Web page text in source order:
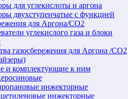
для углекислоты и аргона
двухступенчатые c функцией
для Аргона/СО2
углекислого газа и блоки
газосбережения для Аргона /СО2
и комплектующие к ним
инжекторные
инжекторные